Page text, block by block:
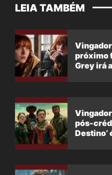
LEIA TAMBÉM
próximo
Grey irá
pós-
Destino’